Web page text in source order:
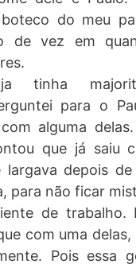
do meu
de vez em
tinha
para o
alguma
que já saiu
largava depois
para não ficar
de trabalho.
com uma delas,
Pois essa